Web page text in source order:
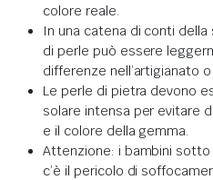
colore reale.
In una catena di conti
di perle può essere
differenze nell’artigianato
Le perle di pietra devono
solare intensa per evitare
e il colore della gemma.
Attenzione: i bambini
c’è il pericolo di